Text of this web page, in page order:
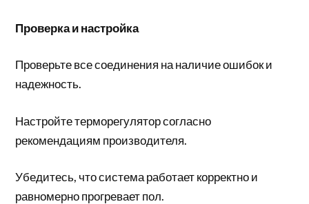
Проверка и настройка
Проверьте все соединения на наличие ошибок и
надежность.
Настройте терморегулятор согласно
рекомендациям производителя.
Убедитесь, что система работает корректно и
равномерно прогревает пол.